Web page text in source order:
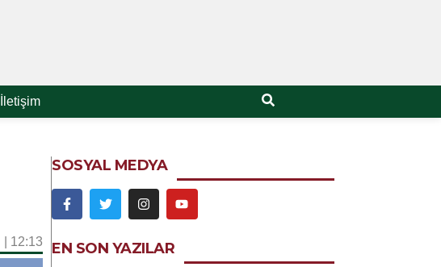
İletişim
12:13
SOSYAL MEDYA
EN SON YAZILAR